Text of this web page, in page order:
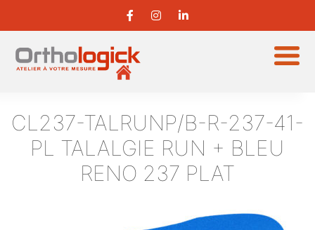
CL237-TALRUNP/B-R-237-41-
PL
TALALGIE RUN + BLEU
RENO 237 PLAT